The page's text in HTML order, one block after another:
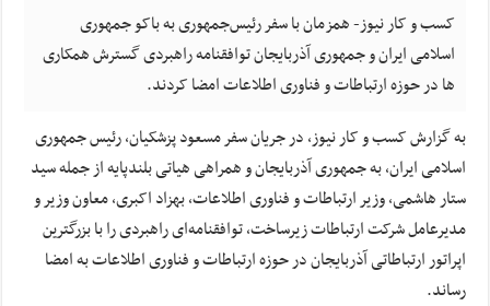
کسب و کار نیوز- همزمان با سفر رئیس‌جمهوری به باکو جمهوری
اسلامی ایران و جمهوری آذربایجان توافقنامه راهبردی گسترش همکاری
ها در حوزه ارتباطات و فناوری اطلاعات امضا کردند.
به گزارش کسب و کار نیوز، در جریان سفر مسعود پزشکیان، رئیس جمهوری
اسلامی ایران، به جمهوری آذربایجان و همراهی هیاتی بلندپایه از جمله سید
ستار هاشمی، وزیر ارتباطات و فناوری اطلاعات، بهزاد اکبری، معاون وزیر و
مدیرعامل شرکت ارتباطات زیرساخت، توافقنامه‌ای راهبردی را با بزرگترین
اپراتور ارتباطاتی آذربایجان در حوزه ارتباطات و فناوری اطلاعات به امضا
رساند.